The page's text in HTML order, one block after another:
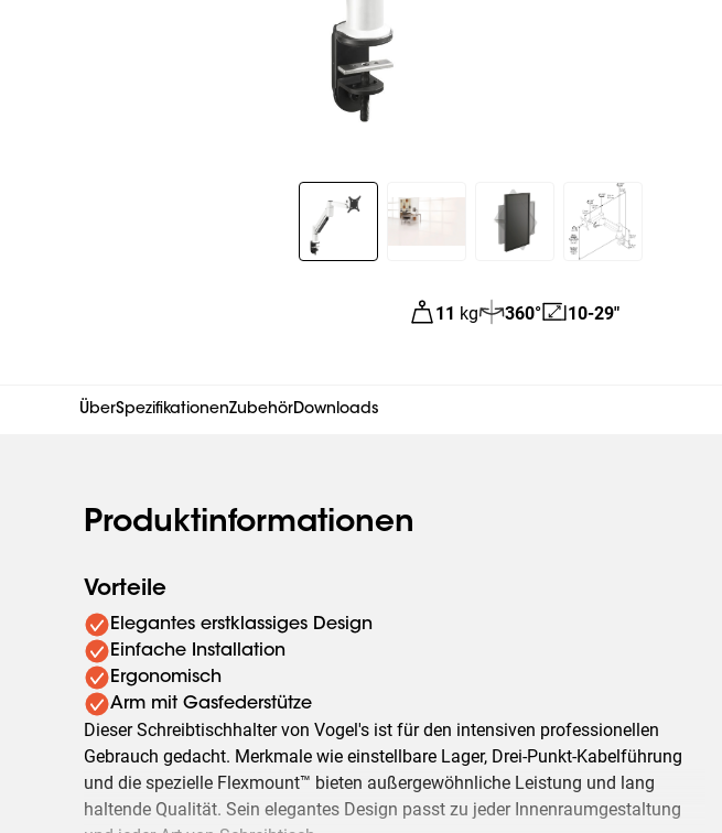
Slide 1 of 4
11 kg 360° 10-29"
ÜberSpezifikationenZubehörDownloads
Produktinformationen
Vorteile
Elegantes erstklassiges Design
Einfache Installation
Ergonomisch
Arm mit Gasfederstütze
Dieser Schreibtischhalter von Vogel's ist für den intensiven professionellen
Gebrauch gedacht. Merkmale wie einstellbare Lager, Drei-Punkt-Kabelführung
und die spezielle Flexmount™ bieten außergewöhnliche Leistung und lang
haltende Qualität. Sein elegantes Design passt zu jeder Innenraumgestaltung